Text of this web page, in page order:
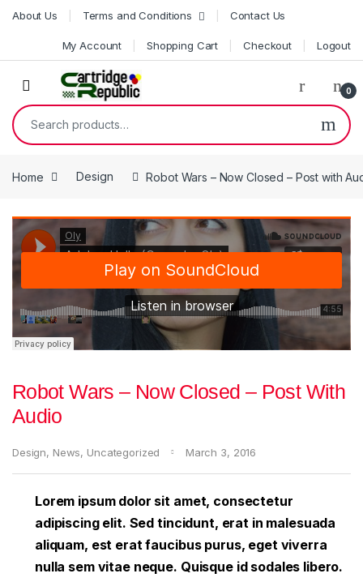
Skip to navigation
Skip to content
About Us Terms and Conditions Contact Us
My Account Shopping Cart Checkout Logout
0
Search for:
Home Design Robot Wars – Now Closed – Post with
Robot Wars – Now Closed – Post With
Audio
Design, News, Uncategorized March 3, 2016
Lorem ipsum dolor sit amet, consectetur
adipiscing elit. Sed tincidunt, erat in malesuada
aliquam, est erat faucibus purus, eget viverra
nulla sem vitae neque. Quisque id sodales libero.